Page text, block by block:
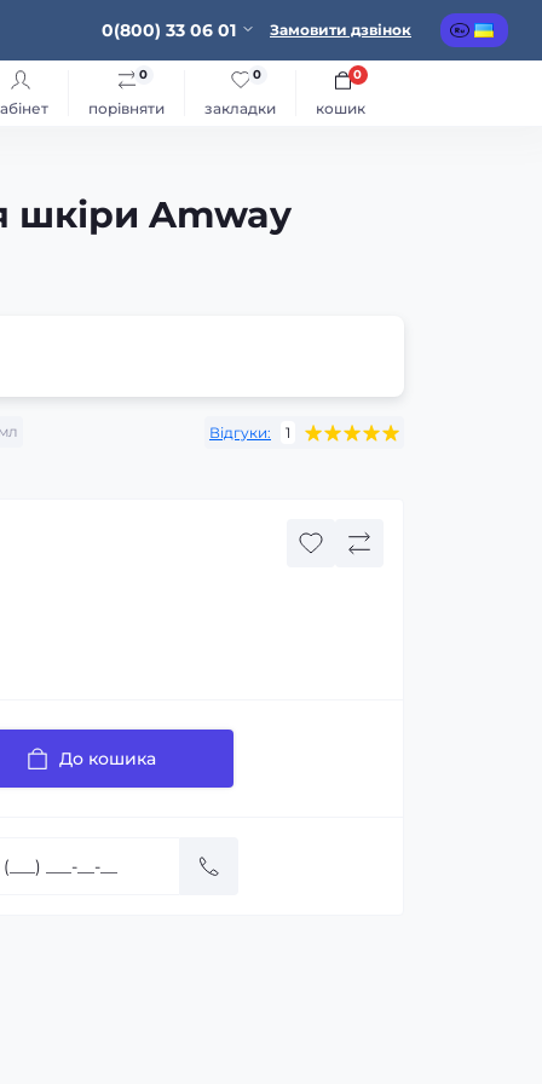
0(800) 33 06 01 Замовити дзвінок
порівняти
0
закладки
0
кошик
0
шкіри Amway
Відгуки: 1
До кошика